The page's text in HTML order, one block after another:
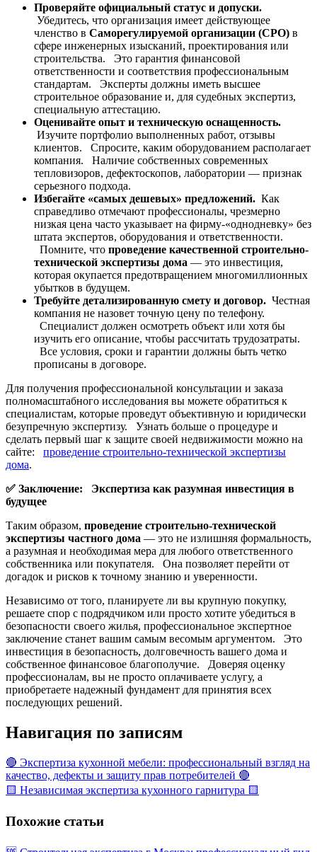
Проверяйте официальный статус и допуски.
Убедитесь, что организация имеет действующее
членство в Саморегулируемой организации (СРО) в
сфере инженерных изысканий, проектирования или
строительства. Это гарантия финансовой
ответственности и соответствия профессиональным
стандартам. Эксперты должны иметь высшее
строительное образование и, для судебных экспертиз,
специальную аттестацию.
Оценивайте опыт и техническую оснащенность.
Изучите портфолио выполненных работ, отзывы
клиентов. Спросите, каким оборудованием располагает
компания. Наличие собственных современных
тепловизоров, дефектоскопов, лаборатории — признак
серьезного подхода.
Избегайте «самых дешевых» предложений. Как
справедливо отмечают профессионалы, чрезмерно
низкая цена часто указывает на фирму-«однодневку» без
штата экспертов, оборудования и ответственности.
Помните, что проведение качественной строительно-
технической экспертизы дома — это инвестиция,
которая окупается предотвращением многомиллионных
убытков в будущем.
Требуйте детализированную смету и договор. Честная
компания не назовет точную цену по телефону.
Специалист должен осмотреть объект или хотя бы
изучить его описание, чтобы рассчитать трудозатраты.
Все условия, сроки и гарантии должны быть четко
прописаны в договоре.
Для получения профессиональной консультации и заказа
полномасштабного исследования вы можете обратиться к
специалистам, которые проведут объективную и юридически
безупречную экспертизу. Узнать больше о процедуре и
сделать первый шаг к защите своей недвижимости можно на
сайте: проведение строительно-технической экспертизы
дома.
✅ Заключение: Экспертиза как разумная инвестиция в
будущее
Таким образом, проведение строительно-технической
экспертизы частного дома — это не излишняя формальность,
а разумная и необходимая мера для любого ответственного
собственника или покупателя. Она позволяет перейти от
догадок и рисков к точному знанию и уверенности.
Независимо от того, планируете ли вы крупную покупку,
решаете спор с подрядчиком или просто хотите убедиться в
безопасности своего жилья, профессиональное экспертное
заключение станет вашим самым весомым аргументом. Это
инвестиция в безопасность, долговечность вашего дома и
собственное финансовое благополучие. Доверяя оценку
профессионалам, вы не просто оплачиваете услугу, а
приобретаете надежный фундамент для принятия всех
последующих решений.
Навигация по записям
🔴 Экспертиза кухонной мебели: профессиональный взгляд на
качество, дефекты и защиту прав потребителей 🔴
🟨 Независимая экспертиза кухонного гарнитура 🟨
Похожие статьи